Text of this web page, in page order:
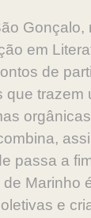
em
de
passa a
Marinho
e